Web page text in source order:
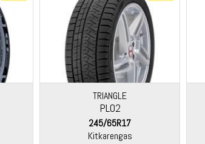
TRIANGLE
PL02
245/65R17
Kitkarengas